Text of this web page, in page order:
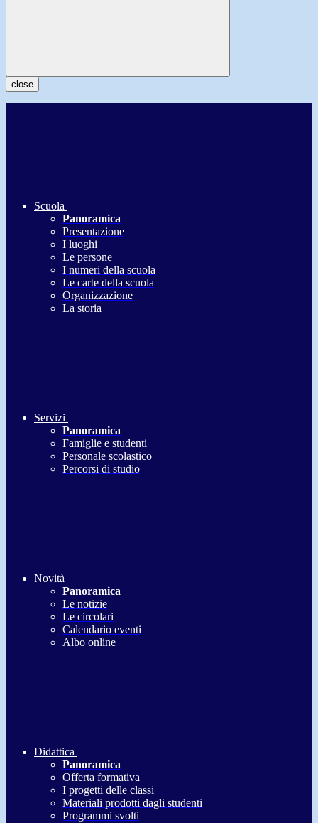
close
Scuola
Panoramica
Presentazione
I luoghi
Le persone
I numeri della scuola
Le carte della scuola
Organizzazione
La storia
Servizi
Panoramica
Famiglie e studenti
Personale scolastico
Percorsi di studio
Novità
Panoramica
Le notizie
Le circolari
Calendario eventi
Albo online
Didattica
Panoramica
Offerta formativa
I progetti delle classi
Materiali prodotti dagli studenti
Programmi svolti